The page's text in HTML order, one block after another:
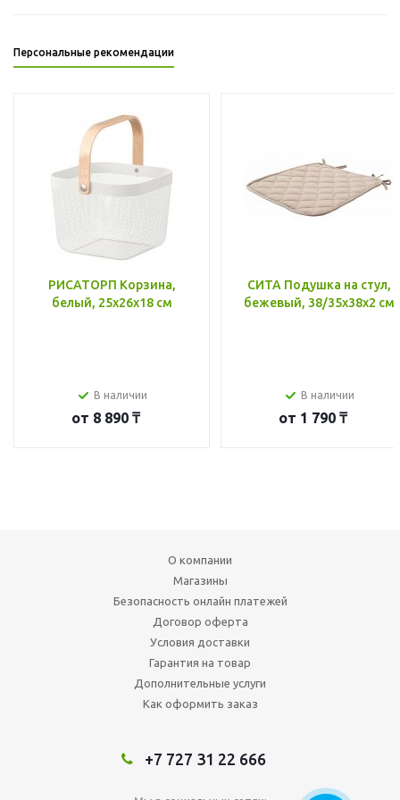
Персональные рекомендации
РИСАТОРП Корзина,
белый, 25x26x18 см
В наличии
от 8 890 ₸
СИТА Подушка на стул,
бежевый, 38/35x38x2 см
В наличии
от 1 790 ₸
О компании
Магазины
Безопасность онлайн платежей
Договор оферта
Условия доставки
Гарантия на товар
Дополнительные услуги
Как оформить заказ
+7 727 31 22 666